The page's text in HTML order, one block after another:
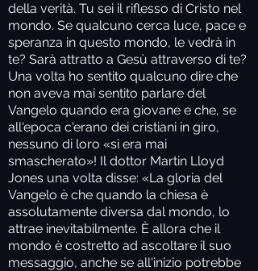
della verità. Tu sei il riflesso di Cristo nel
mondo. Se qualcuno cerca luce, pace e
speranza in questo mondo, le vedrà in
te? Sarà attratto a Gesù attraverso di te?
Una volta ho sentito qualcuno dire che
non aveva mai sentito parlare del
Vangelo quando era giovane e che, se
all'epoca c'erano dei cristiani in giro,
nessuno di loro «si era mai
smascherato»! Il dottor Martin Lloyd
Jones una volta disse: «La gloria del
Vangelo è che quando la chiesa è
assolutamente diversa dal mondo, lo
attrae inevitabilmente. È allora che il
mondo è costretto ad ascoltare il suo
messaggio, anche se all'inizio potrebbe